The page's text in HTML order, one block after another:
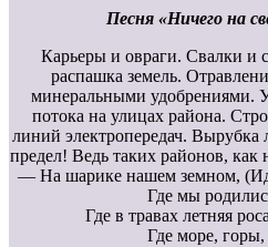
Песня «Ничего на
Карьеры и овраги. Свалки и
распашка земель.
минеральными удобрениями.
потока на улицах района.
линий электропередач. Вырубка
предел! Ведь таких районов, как
— На шарике нашем земном,
Где мы
Где в травах летняя
Где море, горы,